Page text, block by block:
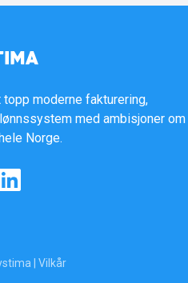
moderne fakturering,
med ambisjoner om
Norge.
| Vilkår